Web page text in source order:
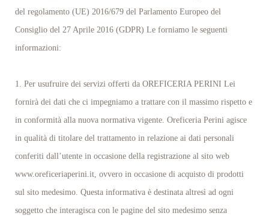
del regolamento (UE) 2016/679 del Parlamento Europeo del
Consiglio del 27 Aprile 2016 (GDPR) Le forniamo le seguenti
informazioni:
1. Per usufruire dei servizi offerti da OREFICERIA PERINI Lei
fornirà dei dati che ci impegniamo a trattare con il massimo rispetto e
in conformità alla nuova normativa vigente. Oreficeria Perini agisce
in qualità di titolare del trattamento in relazione ai dati personali
conferiti dall’utente in occasione della registrazione al sito web
www.oreficeriaperini.it, ovvero in occasione di acquisto di prodotti
sul sito medesimo. Questa informativa è destinata altresì ad ogni
soggetto che interagisca con le pagine del sito medesimo senza